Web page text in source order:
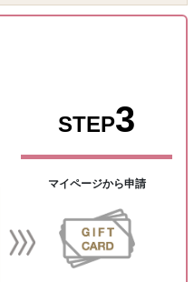
STEP3
マイページから申請